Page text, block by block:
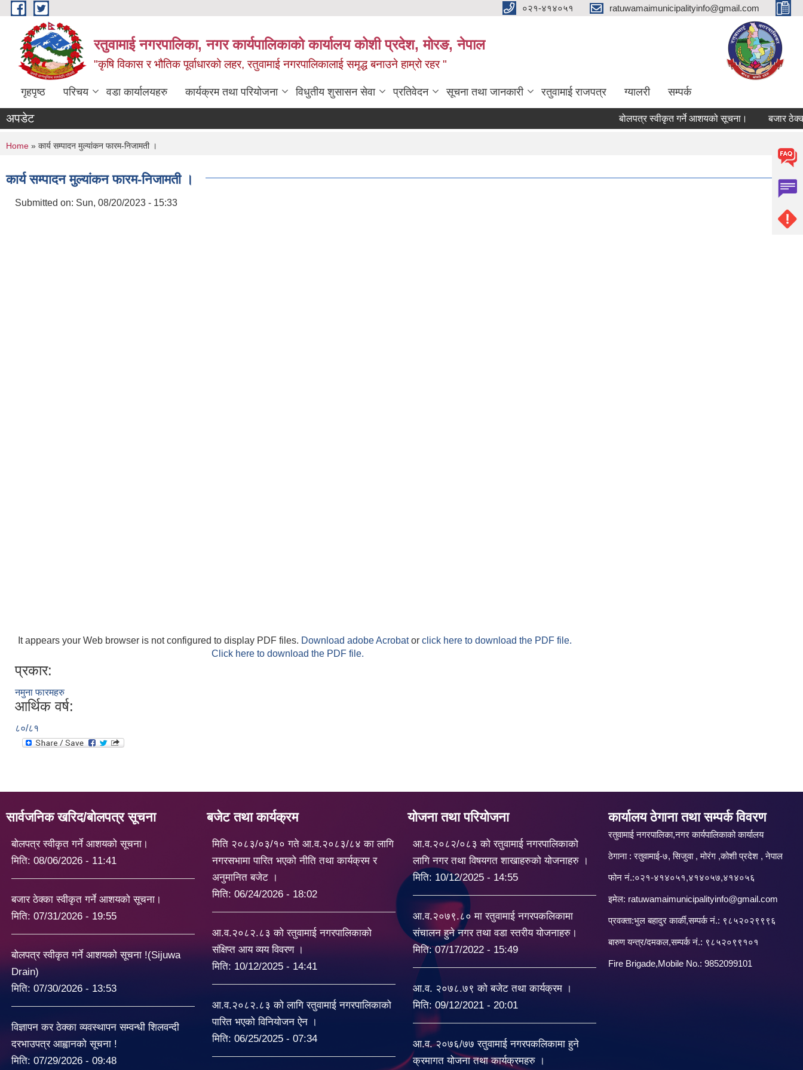
Skip to main content ०२१-४१४०५१ ratuwamaimunicipalityinfo@gmail.com
रतुवामाई नगरपालिका, नगर कार्यपालिकाको कार्यालय कोशी प्रदेश, मोरङ, नेपाल
"कृषि विकास र भौतिक पूर्वाधारको लहर, रतुवामाई नगरपालिकालाई समृद्ध बनाउने हाम्रो रहर "
गृहपृष्ठ परिचय वडा कार्यालयहरु कार्यक्रम तथा परियोजना विधुतीय शुसासन सेवा प्रतिवेदन सूचना तथा जानकारी रतुवामाई राजपत्र ग्यालरी सम्पर्क
अपडेट बोलपत्र स्वीकृत गर्ने आशयको सूचना। बजार ठेक्का
You are here
Home » कार्य सम्पादन मुल्यांकन फारम-निजामती ।
कार्य सम्पादन मुल्यांकन फारम-निजामती ।
Submitted on: Sun, 08/20/2023 - 15:33
It appears your Web browser is not configured to display PDF files. Download adobe Acrobator click here to download the PDF file.
Click here to download the PDF file.
प्रकार:
नमुना फारमहरु
आर्थिक वर्ष:
८०/८१
सार्वजनिक खरिद/बोलपत्र सूचना
बोलपत्र स्वीकृत गर्ने आशयको सूचना।
मिति: 08/06/2026 - 11:41
बजार ठेक्का स्वीकृत गर्ने आशयको सूचना।
मिति: 07/31/2026 - 19:55
बोलपत्र स्वीकृत गर्ने आशयको सूचना !(Sijuwa
Drain)
मिति: 07/30/2026 - 13:53
विज्ञापन कर ठेक्का व्यवस्थापन सम्वन्धी शिलवन्दी
दरभाउपत्र आह्वानको सूचना !
मिति: 07/29/2026 - 09:48
बजेट तथा कार्यक्रम
मिति २०८३/०३/१० गते आ.व.२०८३/८४ का लागि
नगरसभामा पारित भएको नीति तथा कार्यक्रम र
अनुमानित बजेट ।
मिति: 06/24/2026 - 18:02
आ.व.२०८२.८३ को रतुवामाई नगरपालिकाको
संक्षिप्त आय व्यय विवरण ।
मिति: 10/12/2025 - 14:41
आ.व.२०८२.८३ को लागि रतुवामाई नगरपालिकाको
पारित भएको विनियोजन ऐन ।
मिति: 06/25/2025 - 07:34
योजना तथा परियोजना
आ.व.२०८२/०८३ को रतुवामाई नगरपालिकाको
लागि नगर तथा विषयगत शाखाहरुको योजनाहरु ।
मिति: 10/12/2025 - 14:55
आ.व.२०७९.८० मा रतुवामाई नगरपकलिकामा
संचालन हुने नगर तथा वडा स्तरीय योजनाहरु।
मिति:07/17/2022 - 15:49
आ.व. २०७८.७९ को बजेट तथा कार्यक्रम ।
मिति: 09/12/2021 - 20:01
आ.व. २०७६/७७ रतुवामाई नगरपकलिकामा हुने
क्रमागत योजना तथा कार्यक्रमहरु ।
कार्यालय ठेगाना तथा सम्पर्क विवरण
रतुवामाई नगरपालिका,नगर कार्यपालिकाको कार्यालय
ठेगाना : रतुवामाई-७, सिजुवा , मोरंग ,कोशी प्रदेश , नेपाल
फोन नं.:०२१-४१४०५१,४१४०५७,४१४०५६
इमेल: ratuwamaimunicipalityinfo@gmail.com
प्रवक्ता:भुल बहादुर कार्की,सम्पर्क नं.: ९८५२०२९९९६
बारु‌ण यन्त्र/दमकल,सम्पर्क नं.: ९८५२०९९१०१
Fire Brigade,Mobile No.: 9852099101